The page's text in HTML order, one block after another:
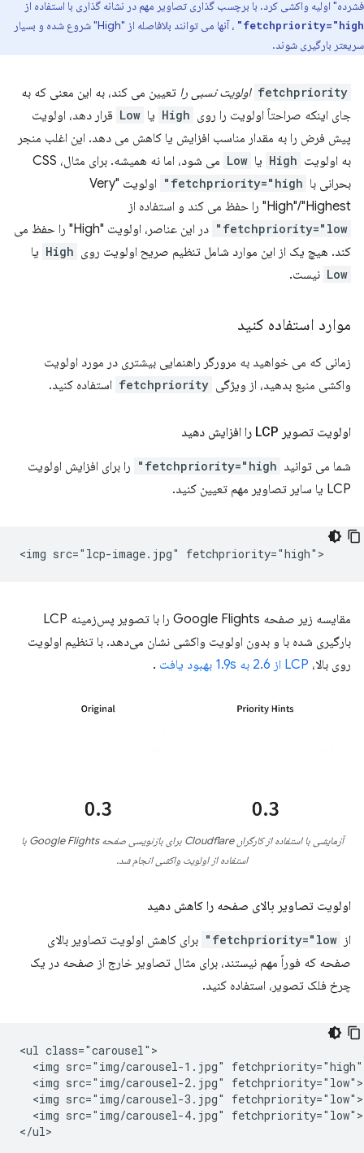
فشرده" اولیه واکشی کرد. با برچسب گذاری تصاویر مهم در نشانه گذاری با استفاده از
fetchpriority="high"
، آنها می توانند بلافاصله از "High" شروع شده و بسیار
سریعتر بارگیری شوند.
fetchpriority اولویت نسبی را تعیین می کند، به این معنی که به
جای اینکه صراحتاً اولویت را روی High یا Low قرار دهد، اولویت
پیش فرض را به مقدار مناسب افزایش یا کاهش می دهد. این اغلب منجر
به اولویت High یا Low
می شود، اما نه همیشه. برای مثال، CSS
بحرانی با fetchpriority="high"
اولویت "Very
High"/"Highest" را حفظ می کند و استفاده از
fetchpriority="low"
در این عناصر، اولویت "High" را حفظ می
کند. هیچ یک از این موارد شامل تنظیم صریح اولویت روی High یا
Low نیست.
موارد استفاده کنید
زمانی که می خواهید به مرورگر راهنمایی بیشتری در مورد اولویت
واکشی منبع بدهید، از ویژگی fetchpriority استفاده کنید.
اولویت تصویر LCP را افزایش دهید
شما می توانید fetchpriority="high"
را برای افزایش اولویت
LCP یا سایر تصاویر مهم تعیین کنید.
مقایسه زیر صفحه Google Flights را با تصویر پس‌زمینه LCP
بارگیری شده با و بدون اولویت واکشی نشان می‌دهد. با تنظیم اولویت
روی بالا، LCP از 2.6 به 1.9s بهبود یافت .
آزمایشی با استفاده از کارگران Cloudflare برای بازنویسی صفحه Google Flights با
استفاده از اولویت واکشی انجام شد.
اولویت تصاویر بالای صفحه را کاهش دهید
از fetchpriority="low"
برای کاهش اولویت تصاویر بالای
صفحه که فوراً مهم نیستند، برای مثال تصاویر خارج از صفحه در یک
چرخ فلک تصویر، استفاده کنید.
<ul class="carousel">
<img src="img/carousel-1.jpg"
  <img src="img/carousel-2.jpg" fetchpriority="low">
  <img src="img/carousel-3.jpg" fetchpriority="low">
  <img src="img/carousel-4.jpg" fetchpriority="low">